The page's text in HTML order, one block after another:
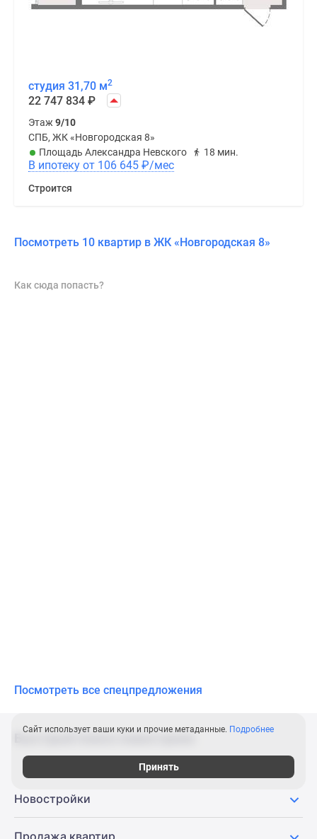
студия 31,70 м2
22 747 834 ₽
Этаж 9/10
СПБ, ЖК «Новгородская 8»
Площадь Александра Невского
18 мин.
В ипотеку от 106 645 ₽/мес
Строится
Посмотреть 10 квартир в ЖК «Новгородская 8»
Как сюда попасть?
Посмотреть все спецпредложения
Быстрый поиск новостроек
Новостройки
Продажа квартир
Сайт использует ваши куки и прочие метаданные. Подробнее
Принять